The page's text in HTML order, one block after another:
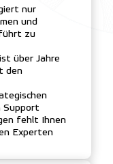
nur
und
zu
über Jahre
den
Support
fehlt Ihnen
Experten